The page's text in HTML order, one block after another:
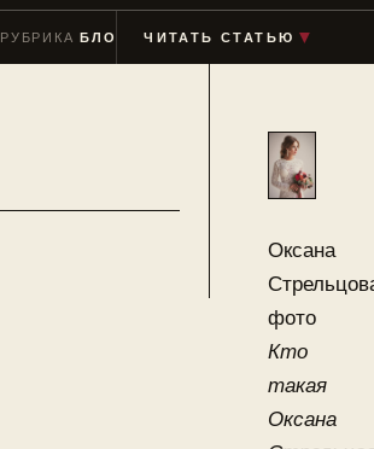
РУБРИКАБЛОГЕРЫ ЧТЕНИЕ≈ 2 МИН
ЧИТАТЬ СТАТЬЮ ▼
Оксана
фото
Кто
такая
Оксана